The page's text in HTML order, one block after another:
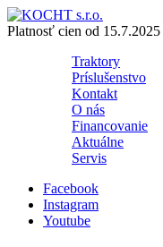
Preskočiť
na
Platnosť cien od 15.7.2025
Traktory
Príslušenstvo
Kontakt
O nás
Financovanie
Aktuálne
Servis
Facebook
Instagram
Youtube